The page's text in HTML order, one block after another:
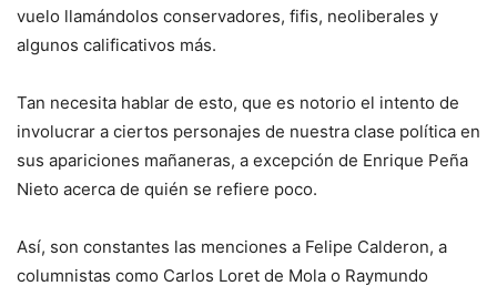
vuelo llamándolos conservadores, fifis, neoliberales y
algunos calificativos más.
Tan necesita hablar de esto, que es notorio el intento de
involucrar a ciertos personajes de nuestra clase política en
sus apariciones mañaneras, a excepción de Enrique Peña
Nieto acerca de quién se refiere poco.
Así, son constantes las menciones a Felipe Calderon, a
columnistas como Carlos Loret de Mola o Raymundo